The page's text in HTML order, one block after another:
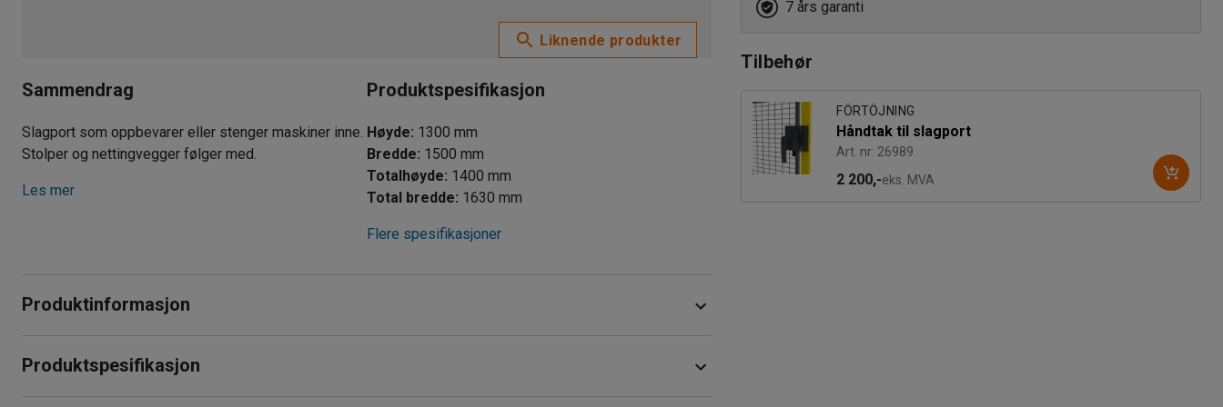
Liknende produkter
Sammendrag
Slagport som oppbevarer eller stenger maskiner inne.
Stolper og nettingvegger følger med.
Les mer
Produktspesifikasjon
Høyde: 1300 mm
Bredde: 1500 mm
Totalhøyde: 1400 mm
Total bredde: 1630 mm
Flere spesifikasjoner
Produktinformasjon
profilskinne.
Produktspesifikasjon
7 års garanti
Tilbehør
FÖRTÖJNING
Håndtak til slagport
Art. nr: 26989
2 200,-eks. MVA